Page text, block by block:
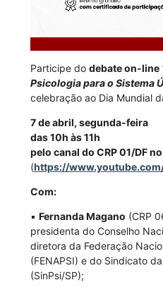
Participe do debate on-line
Psicologia para o Sistema
celebração ao Dia Mundial
7 de abril, segunda-feira
das 10h às 11h
pelo canal do CRP 01/DF
(https://
Com:
▪ Fernanda Magano (CRP
presidenta do Conselho
diretora da Federação
(FENAPSI) e do Sindicato
(SinPsi/SP);